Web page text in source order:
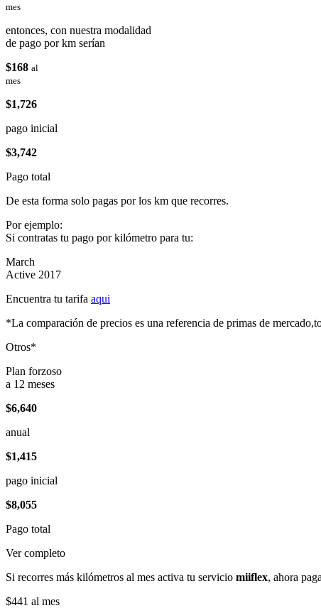
mes
entonces, con nuestra modalidad
de pago por km serían
$168 al
mes
$1,726
pago inicial
$3,742
Pago total
De esta forma solo pagas por los km que recorres.
Por ejemplo:
Si contratas tu pago por kilómetro para tu:
March
Active 2017
Encuentra tu tarifa aqui
*La comparación de precios es una referencia de primas de
Otros*
Plan forzoso
a 12 meses
$6,640
anual
$1,415
pago inicial
$8,055
Pago total
Ver completo
Si recorres más kilómetros al mes activa tu servicio miiflex, ahora
$441 al mes